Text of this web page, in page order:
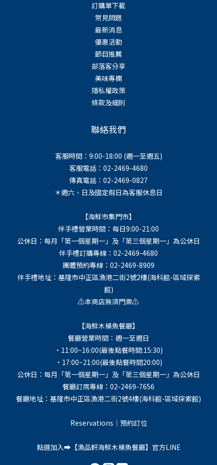
訂購單下載
常見問題
最新消息
優惠活動
節目推薦
部落客分享
美味專欄
隱私權政策
條款及細則
聯絡我們
客服時間：9:00-18:00 (週一至週五)
客服電話：02-2469-4680
傳真電話：02-2469-0827
＊週六、日及國定假日為客服休息日
【海鮮市集門市】
伴手禮營業時間：每日9:00-21:00
公休日：每月「第一個星期一」及「第三個星期一」為公休日
伴手禮訂購專線：02-2469-4680
團體預約專線：02-2469-8909
伴手禮地址：基隆市中正區漁港二街2號2樓(海科館-區域探索
館)
⚠️本商店無須門票⚠️
【海鮮木桶魚餐廳】
餐廳營業時間：週一至週日
・11:00~16:00(最後點餐時間:15:30)
・17:00~21:00(最後點餐時間20:00)
公休日：每月「第一個星期一」及「第三個星期一」為公休日
餐廳訂席專線：02-2469-7656
餐廳地址：基隆市中正區漁港二街2號4樓(海科館-區域探索館)
Reservations｜預約訂位
點選加入➡️【漁品軒海鮮木桶魚餐廳】官方LINE